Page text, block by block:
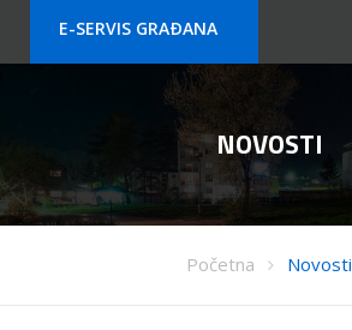
E-SERVIS GRAÐANA
NOVOSTI
Početna Novosti